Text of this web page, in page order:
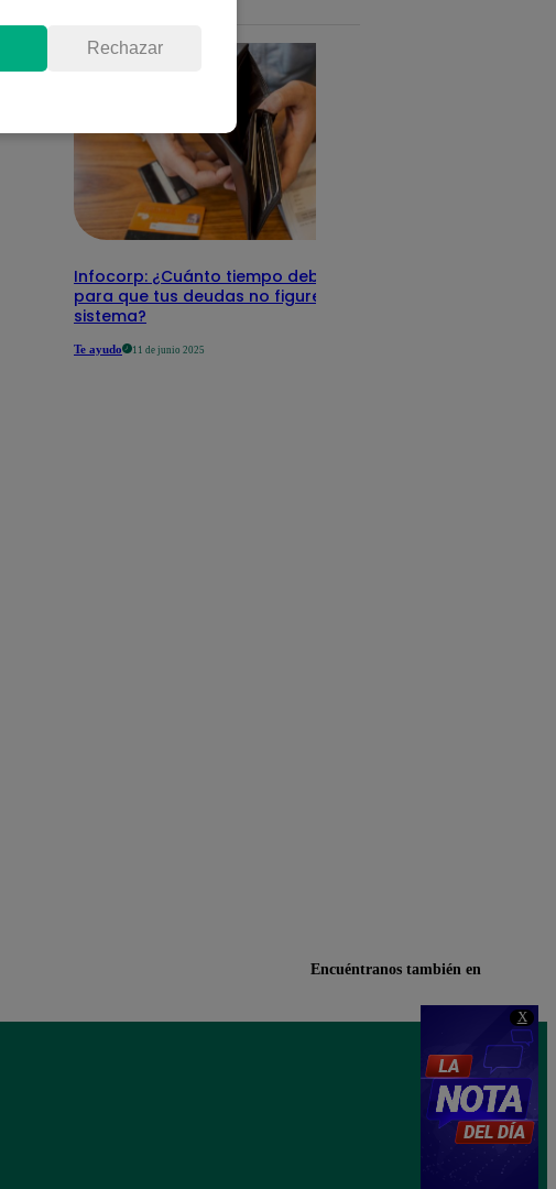
X
Infocorp: ¿Cuánto tiempo debe pasar
para que tus deudas no figuren en su
sistema?
Te ayudo 11 de junio 2025
Rechazar
Encuéntranos también en